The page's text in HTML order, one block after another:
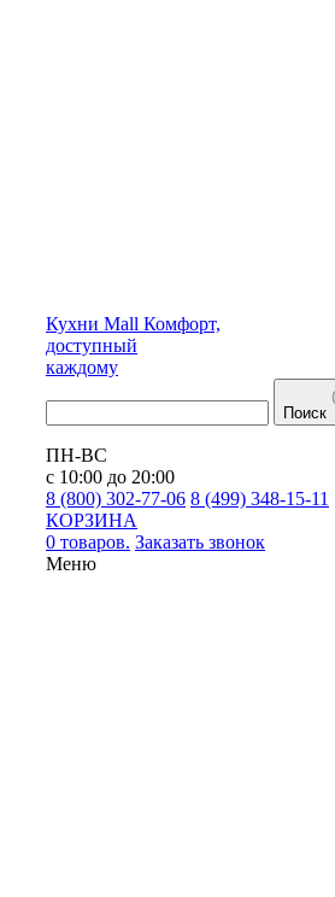
Кухни Mall Комфорт,
доступный
каждому
Поиск
ПН-ВС
с 10:00 до 20:00
8 (800) 302-77-06 8 (499) 348-15-11
КОРЗИНА
0 товаров. Заказать звонок
Меню